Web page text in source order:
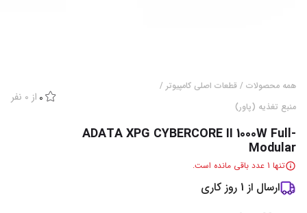
همه محصولات / قطعات اصلی کامپیوتر /
منبع تغذیه (پاور)
0 از 0 نفر
ADATA XPG CYBERCORE II 1000W Full-
Modular
تنها 1 عدد باقی مانده است.
ارسال از 1 روز کاری